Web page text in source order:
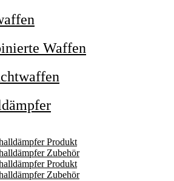
Waffen
Produkt
Zubehör
Produkt
Zubehör